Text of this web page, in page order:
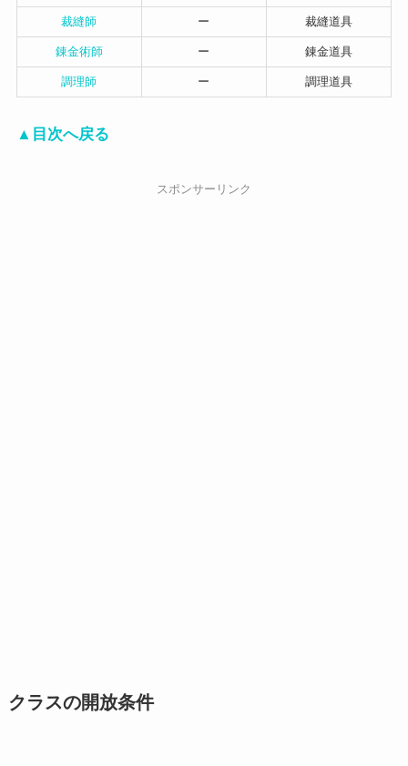
裁縫師 ー 裁縫道具
錬金術師 ー 錬金道具
調理師 ー 調理道具
▲目次へ戻る
スポンサーリンク
クラスの開放条件